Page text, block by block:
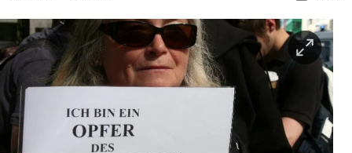
sport
berlin
nord
wahrheit